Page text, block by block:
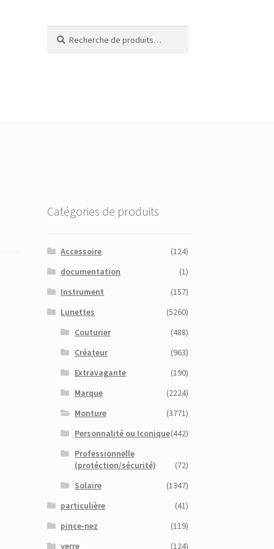
pour :
Catégories de produits
Accessoire
(124)
documentation
(1)
Instrument
(157)
Lunettes
(5260)
Couturier
(488)
Créateur
(963)
Extravagante
(190)
Marque
(2224)
Monture
(3771)
Personnalité ou Iconique(442)
Professionnelle
(protéction/sécurité)
(72)
Solaire
(1347)
particulière
(41)
pince-nez
(119)
verre
(124)